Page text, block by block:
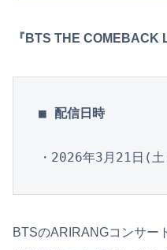
『BTS THE COMEBACK
■ 配信日時
・2026年3月21日(
BTSのARIRANGコンサー